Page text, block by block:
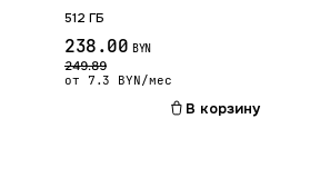
512 ГБ
238.00 BYN
249.89
от 7.3 BYN/мес
В корзину